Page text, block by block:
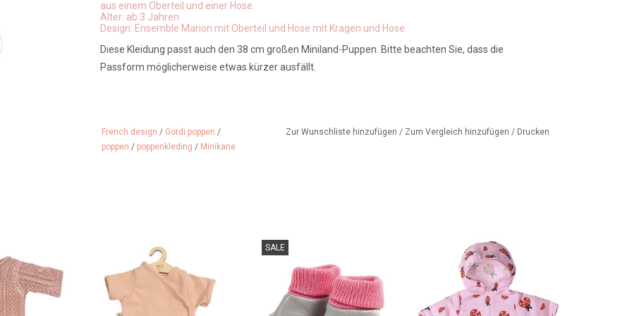
aus einem Oberteil und einer Hose.
Alter: ab 3 Jahren
Design: Ensemble Marion mit Oberteil und Hose mit Kragen und Hose
Diese Kleidung passt auch den 38 cm großen Miniland-Puppen. Bitte beachten Sie, dass die
Passform möglicherweise etwas kürzer ausfällt.
French design / Gordi poppen /
poppen / poppenkleding / Minikane
Zur Wunschliste hinzufügen / Zum Vergleich hinzufügen / Drucken
Minikane.
Ihre Gordi-
HINZUFÜGEN
der niederländischen Marke
Hollie.
ZUM WARENKORB HINZUFÜGEN
SALEGordi-Puppe von der
wunderschönen französischen
Marke Minikane.
ZUM WARENKORB HINZUFÜGEN
Marienkäfermuster
ZUM WARENKORB HINZUFÜGEN